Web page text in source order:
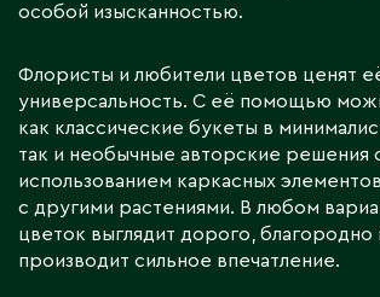
особой изысканностью.
Флористы и любители цветов ценят
универсальность. С её помощью
как классические букеты в
так и необычные авторские решения
использованием каркасных
с другими растениями. В любом
цветок выглядит дорого, благородно
производит сильное впечатление.